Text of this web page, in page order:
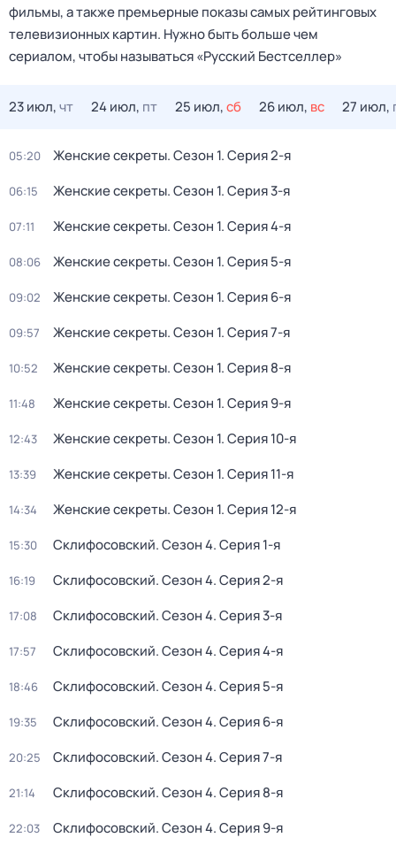
фильмы, а также премьерные показы самых рейтинговых
телевизионных картин. Нужно быть больше чем
сериалом, чтобы называться «Русский Бестселлер»
23 июл,чт 24 июл, пт 25 июл,сб 26 июл, вс 27 июл,
05:20 Женские секреты. Сезон 1. Серия 2-я
06:15 Женские секреты. Сезон 1. Серия 3-я
07:11 Женские секреты. Сезон 1. Серия 4-я
08:06 Женские секреты. Сезон 1. Серия 5-я
09:02 Женские секреты. Сезон 1. Серия 6-я
09:57 Женские секреты. Сезон 1. Серия 7-я
10:52 Женские секреты. Сезон 1. Серия 8-я
11:48 Женские секреты. Сезон 1. Серия 9-я
12:43 Женские секреты. Сезон 1. Серия 10-я
13:39 Женские секреты. Сезон 1. Серия 11-я
14:34 Женские секреты. Сезон 1. Серия 12-я
15:30 Склифосовский. Сезон 4. Серия 1-я
16:19 Склифосовский. Сезон 4. Серия 2-я
17:08 Склифосовский. Сезон 4. Серия 3-я
17:57 Склифосовский. Сезон 4. Серия 4-я
18:46 Склифосовский. Сезон 4. Серия 5-я
19:35 Склифосовский. Сезон 4. Серия 6-я
20:25 Склифосовский. Сезон 4. Серия 7-я
21:14 Склифосовский. Сезон 4. Серия 8-я
22:03 Склифосовский. Сезон 4. Серия 9-я